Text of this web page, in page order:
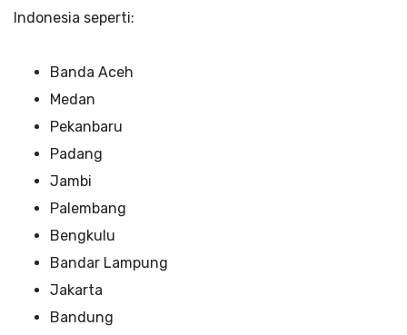
Indonesia seperti:
Banda Aceh
Medan
Pekanbaru
Padang
Jambi
Palembang
Bengkulu
Bandar Lampung
Jakarta
Bandung